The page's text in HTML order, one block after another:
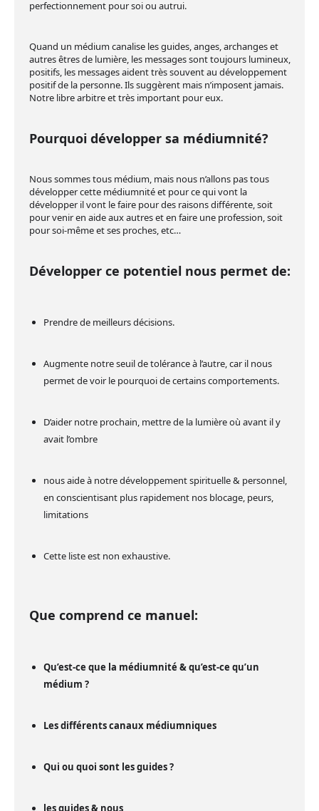
perfectionnement pour soi ou autrui.
Quand un médium canalise les guides, anges, archanges et
autres êtres de lumière, les messages sont toujours lumineux,
positifs, les messages aident très souvent au développement
positif de la personne. Ils suggèrent mais n’imposent jamais.
Notre libre arbitre et très important pour eux.
Pourquoi développer sa médiumnité?
Nous sommes tous médium, mais nous n’allons pas tous
développer cette médiumnité et pour ce qui vont la
développer il vont le faire pour des raisons différente, soit
pour venir en aide aux autres et en faire une profession, soit
pour soi-même et ses proches, etc…
Développer ce potentiel nous permet de:
Prendre de meilleurs décisions.
Augmente notre seuil de tolérance à l’autre, car il nous
permet de voir le pourquoi de certains comportements.
D’aider notre prochain, mettre de la lumière où avant il y
avait l’ombre
nous aide à notre développement spirituelle & personnel,
en conscientisant plus rapidement nos blocage, peurs,
limitations
Cette liste est non exhaustive.
Que comprend ce manuel:
Qu’est-ce que la médiumnité & qu’est-ce qu’un
médium ?
Les différents canaux médiumniques
Qui ou quoi sont les guides ?
les guides & nous